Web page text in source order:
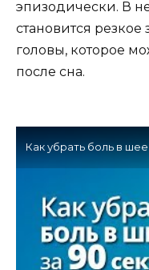
эпизодически. В
становится резкое
головы, которое
после сна.
Как убрать боль в шее